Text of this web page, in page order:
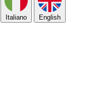
Italiano English